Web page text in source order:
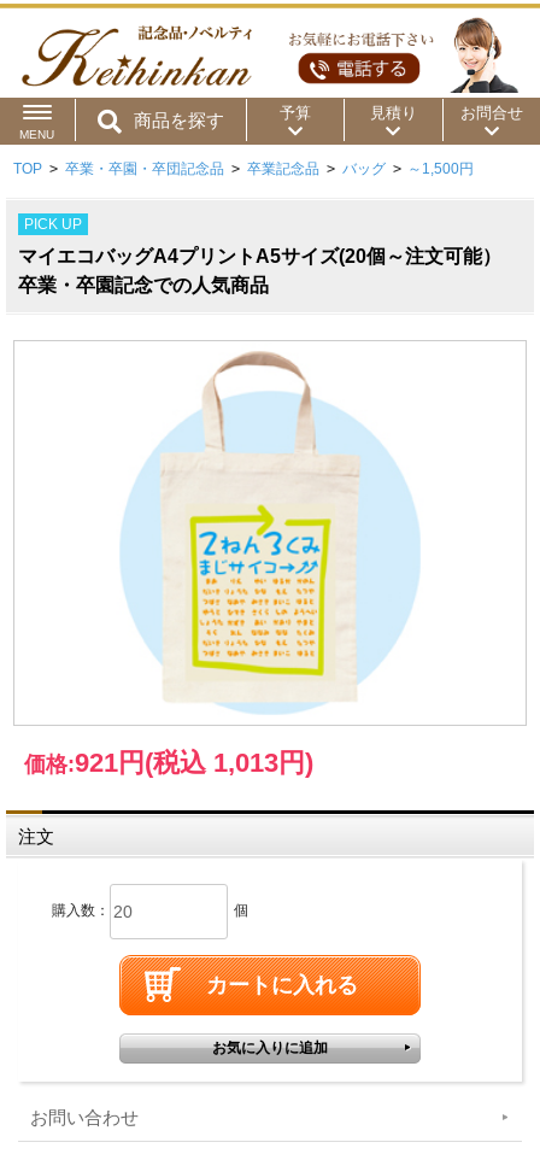
MENU
商品を探す 予算
用途から
商品カテゴリ
価格帯から
～50円 ～100円 ～200円
～300円 ～500円 ～1,000円
～15,000円 ～20,000円
～50,000円
見積り お問合せ
TOP > 卒業・卒園・卒団記念品 > 卒業記念品 > バッグ > ～1,500円
PICK UP
マイエコバッグA4プリントA5サイズ(20個～注文可能）
卒業・卒園記念での人気商品
価格:921円 (税込 1,013円)
注文
購入数： 個
お問い合わせ